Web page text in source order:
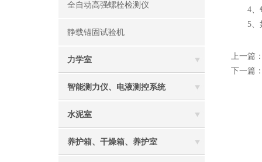
全自动高强螺栓检测仪
静载锚固试验机
力学室
智能测力仪、电液测控系统
水泥室
养护箱、干燥箱、养护室
4、每
5、如
上一篇
下一篇